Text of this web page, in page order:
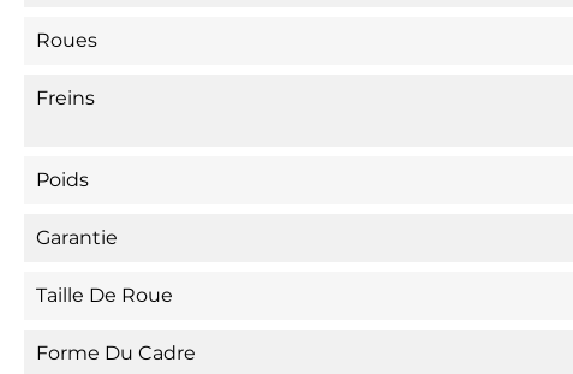
Roues
Freins
Poids
Garantie
Taille De Roue
Forme Du Cadre